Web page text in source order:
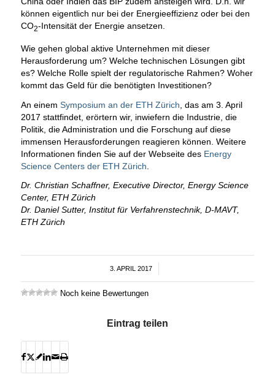
können eigentlich nur bei der Energieeffizienz oder bei den
CO2-Intensität der Energie ansetzen.
Wie gehen global aktive Unternehmen mit dieser
Herausforderung um? Welche technischen Lösungen gibt
es? Welche Rolle spielt der regulatorische Rahmen? Woher
kommt das Geld für die benötigten Investitionen?
An einem Symposium an der ETH Zürich , das am 3. April
2017 stattfindet, erörtern wir, inwiefern die Industrie, die
Politik, die Administration und die Forschung auf diese
immensen Herausforderungen reagieren können. Weitere
Informationen finden Sie auf der Webseite des Energy
Science Centers der ETH Zürich
Dr. Christian Schaffner, Executive Director, Energy Science
Center, ETH Zürich
Dr. Daniel Sutter, Institut für Verfahrenstechnik, D-MAVT,
ETH Zürich
3. APRIL 2017
/
Noch keine Bewertungen
Eintrag teilen